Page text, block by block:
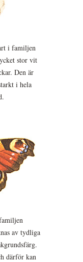
i familjen
stor vit
Den är
i hela
av tydliga
därför kan